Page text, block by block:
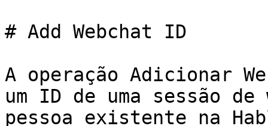
# Add Webchat ID
A operação Adicionar
um ID de uma sessão
pessoa existente na